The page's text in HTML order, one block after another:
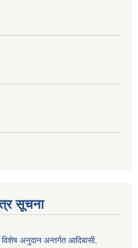
सूचना
विशेष अनुदान अन्तर्गत आदिबासी,